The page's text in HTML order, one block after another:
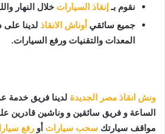
نقوم بـإنقاذ السيارات خلال النهار
جميع سائقي أوناش الانقاذ لدينا
المعدات والتقنيات ورفع السيارات.
ونش انقاذ مصر الجديدة لدينا فريق خدمة
الساعة و فريق سائقين و وناشين قادرين
مواقف سيارتك سحب سيارات أو رفع